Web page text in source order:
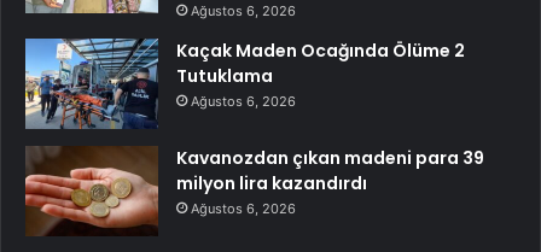
Ağustos 6, 2026
Kaçak Maden Ocağında Ölüme 2
Tutuklama
Ağustos 6, 2026
Kavanozdan çıkan madeni para 39
milyon lira kazandırdı
Ağustos 6, 2026